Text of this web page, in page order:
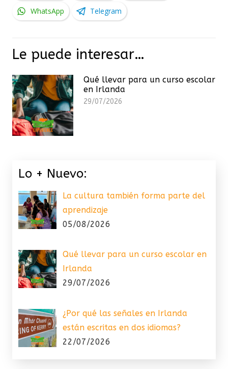
WhatsApp Telegram
Le puede interesar…
Qué llevar para un curso escolar
en Irlanda
29/07/2026
Lo + Nuevo:
La cultura también forma parte del
aprendizaje
05/08/2026
Qué llevar para un curso escolar en
Irlanda
29/07/2026
¿Por qué las señales en Irlanda
están escritas en dos idiomas?
22/07/2026